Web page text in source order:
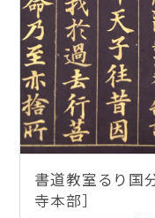
書道教室るり国
寺本部］